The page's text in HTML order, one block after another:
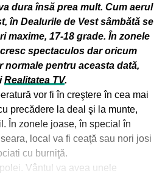
dura însă prea mult. Cum aerul
în Dealurile de Vest sâmbătă se
maxime, 17-18 grade. În zonele
spectaculos dar oricum
normale pentru aceasta dată,
Realitatea TV.
vor fi în creştere în cea mai
precădere la deal şi la munte,
În zonele joase, în special în
local va fi ceaţă sau nori josi
cu burniţă.
Vântul va avea unele